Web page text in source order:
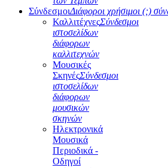
ΣύνδεσμοιΔιάφοροι χρήσιμοι (;)
ΚαλλιτέχνεςΣύνδεσμοι
ιστοσελίδων
διάφορων
καλλιτεχνών
Μουσικές
ΣκηνέςΣύνδεσμοι
ιστοσελίδων
διάφορων
μουσικών
σκηνών
Ηλεκτρονικά
Μουσικά
Περιοδικά -
Οδηγοί